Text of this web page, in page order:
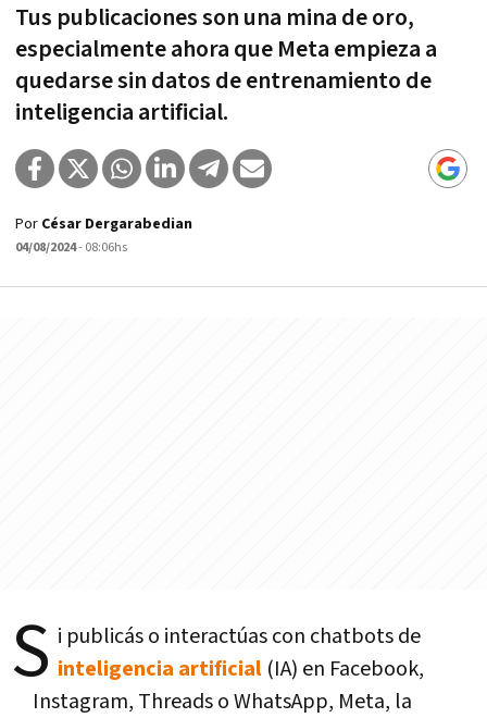
Tus publicaciones son una mina de oro,
especialmente ahora que Meta empieza a
quedarse sin datos de entrenamiento de
inteligencia artificial.
Por César Dergarabedian
04/08/2024- 08:06hs
S i publicás o interactúas con chatbots de
inteligencia artificial (IA) en Facebook,
Instagram, Threads o WhatsApp, Meta, la